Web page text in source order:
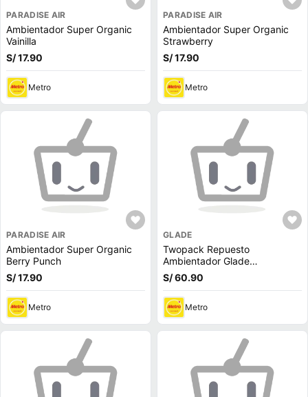
PARADISE AIR
Ambientador Super Organic
Vainilla
S/ 17.90
Metro
PARADISE AIR
Ambientador Super Organic
Strawberry
S/ 17.90
Metro
PARADISE AIR
Ambientador Super Organic
Berry Punch
S/ 17.90
Metro
GLADE
Twopack Repuesto
Ambientador Glade
Automático Mix de Lichi
Nectarina 270ml
S/ 60.90
Metro